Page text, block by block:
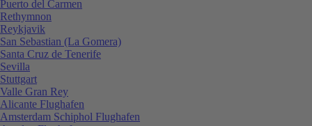
Puerto del Carmen
Rethymnon
Reykjavik
San Sebastian (La Gomera)
Santa Cruz de Tenerife
Sevilla
Stuttgart
Valle Gran Rey
Alicante Flughafen
Amsterdam Schiphol Flughafen